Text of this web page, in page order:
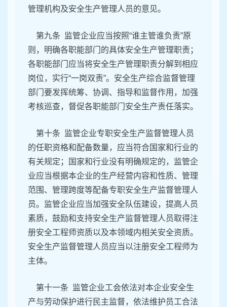
管理机构及安全生产管理人员的意见。
第九条 监管企业应当按照“谁主管谁负责”原
则，明确各职能部门的具体安全生产管理职责；
各职能部门应当将安全生产管理职责分解到相应
岗位，实行“一岗双责”。安全生产综合监督管理
部门要发挥统筹、协调、指导和监督作用，加强
考核巡查，督促各职能部门安全生产责任落实。
第十条 监管企业专职安全生产监督管理人员
的任职资格和配备数量，应当符合国家和行业的
有关规定；国家和行业没有明确规定的，监管企
业应当根据本企业的生产经营内容和性质、管理
范围、管理跨度等配备专职安全生产监督管理人
员。监管企业应当加强安全队伍建设，提高人员
素质，鼓励和支持安全生产监督管理人员取得注
册安全工程师资质以及本领域内相关安全资质。
安全生产监督管理人员应当以注册安全工程师为
主体。
第十一条 监管企业工会依法对本企业安全生
产与劳动保护进行民主监督，依法维护员工合法